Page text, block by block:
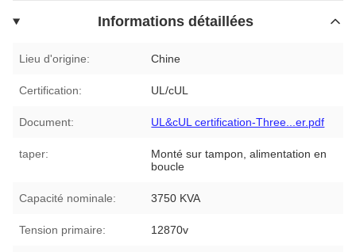
Informations détaillées
Lieu d'origine: Chine
Certification: UL/cUL
Document: UL&cUL certification-Three...er.pdf
taper:
Monté sur tampon, alimentation en
boucle
Capacité nominale: 3750 KVA
Tension primaire: 12870v